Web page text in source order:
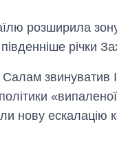
розширила
річки
звинуватив
нову ескалацію